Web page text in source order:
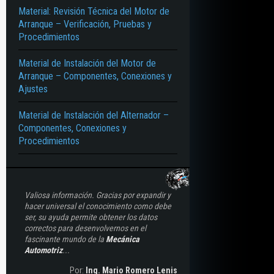
Material: Revisión Técnica del Motor de
Arranque – Verificación, Pruebas y
Procedimientos
Material de Instalación del Motor de
Arranque – Componentes, Conexiones y
Ajustes
Material de Instalación del Alternador –
Componentes, Conexiones y
Procedimientos
Valiosa información. Gracias por expandir y
hacer universal el conocimiento como debe
ser, su ayuda permite obtener los datos
correctos para desenvolvernos en el
fascinante mundo de la Mecánica
Automotriz...
Por: Ing. Mario Romero Lenis